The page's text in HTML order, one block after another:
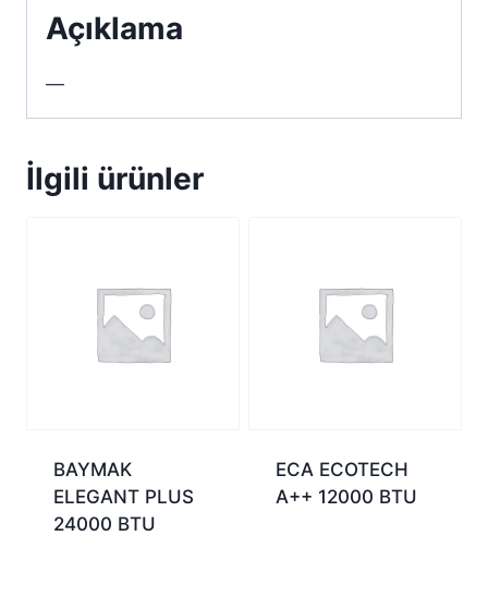
Açıklama
—
İlgili ürünler
BAYMAK
ELEGANT PLUS
24000 BTU
ECA ECOTECH
A++ 12000 BTU